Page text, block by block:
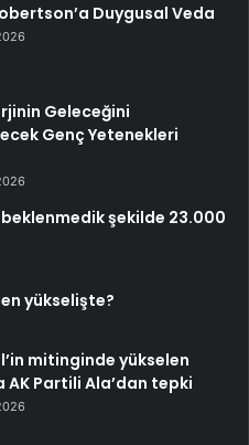
Duygusal Veda
Geleceğini
Genç Yetenekleri
şekilde 23.000
yükselişte?
mitinginde yükselen
Partili Ala’dan tepki